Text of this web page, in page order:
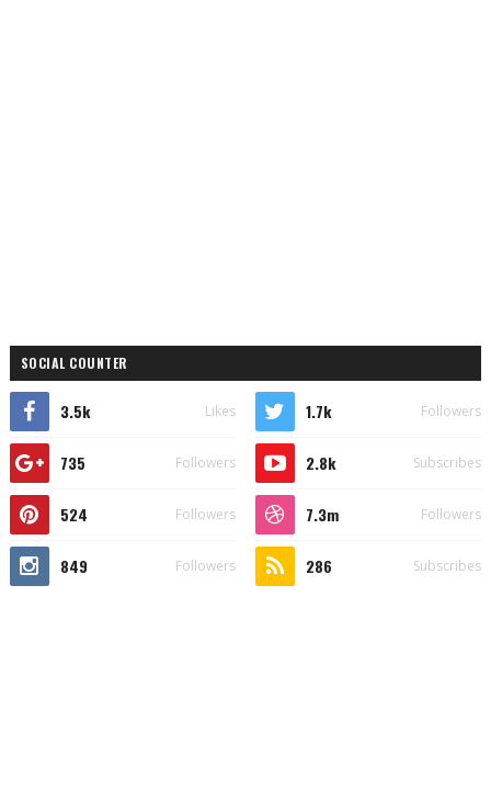
SOCIAL COUNTER
3.5k Likes 1.7k Followers
735 Followers 2.8k Subscribes
524 Followers 7.3m Followers
849 Followers 286 Subscribes